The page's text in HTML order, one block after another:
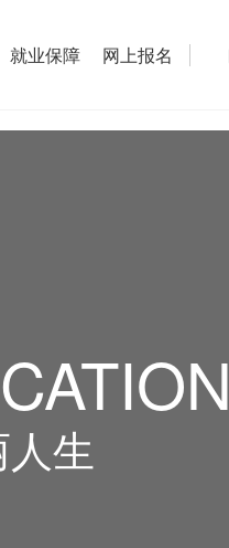
就业保障 网上报名
生